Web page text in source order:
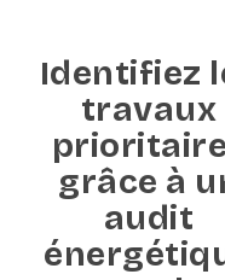
Identifiez
travaux
grâce à
audit